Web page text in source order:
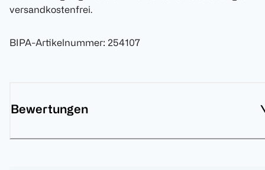
versandkostenfrei.
BIPA-Artikelnummer: 254107
Bewertungen